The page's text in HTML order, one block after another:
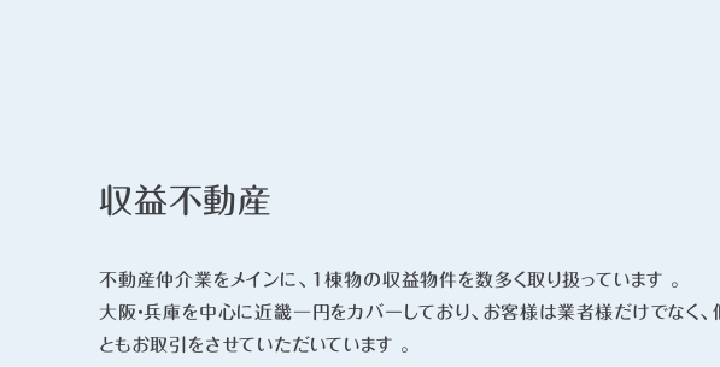
収益不動産
不動産仲介業をメインに、1棟物の収益物件を数多く取り扱っています 。
大阪・兵庫を中心に近畿一円をカバーしており、お客様は業者様だけでなく
ともお取引をさせていただいています 。